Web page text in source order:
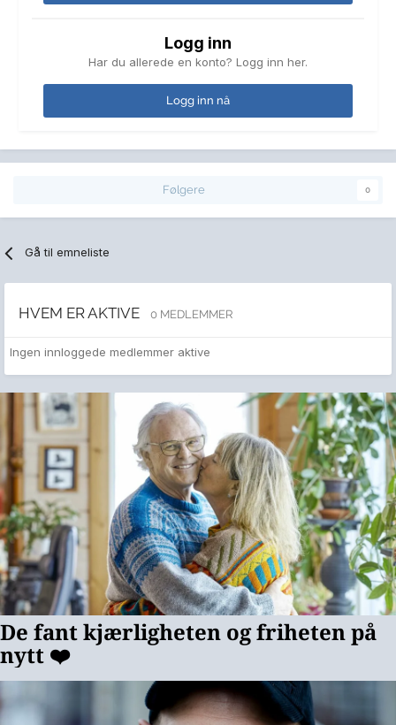
Logg inn
Har du allerede en konto? Logg inn her.
Logg inn nå
Følgere 0
Gå til emneliste
HVEM ER AKTIVE 0 MEDLEMMER
Ingen innloggede medlemmer aktive